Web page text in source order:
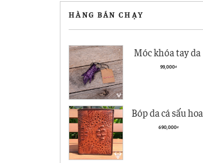
HÀNG BÁN CHẠY
Móc khóa tay da
cá sấu giá rẻ MK01
99,000₫
Bóp da cá sấu hoa
cà giá rẻ BCS05
690,000₫